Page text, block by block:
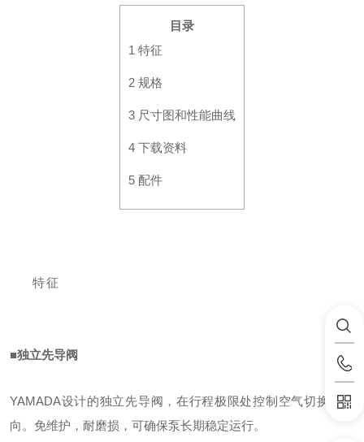
目录
1 特征
2 规格
3 尺寸图和性能曲线
4 下载资料
5 配件
特征
■独立先导阀
YAMADA设计的独立先导阀，在行程极限处控制空气切换阀换
向。免维护，耐磨损，可确保泵长期稳定运行。